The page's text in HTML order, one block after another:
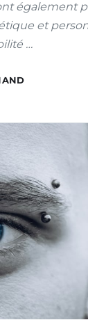
également
et
…